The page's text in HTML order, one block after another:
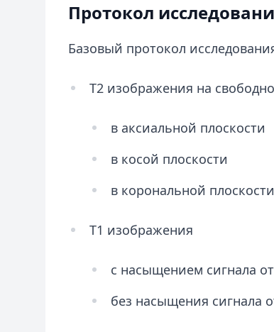
Протокол
Базовый протокол
Т2 изображения на
в аксиальной плоскости
в косой плоскости
в корональной плоскости
Т1 изображения
с насыщением сигнала
без насыщения сигнала